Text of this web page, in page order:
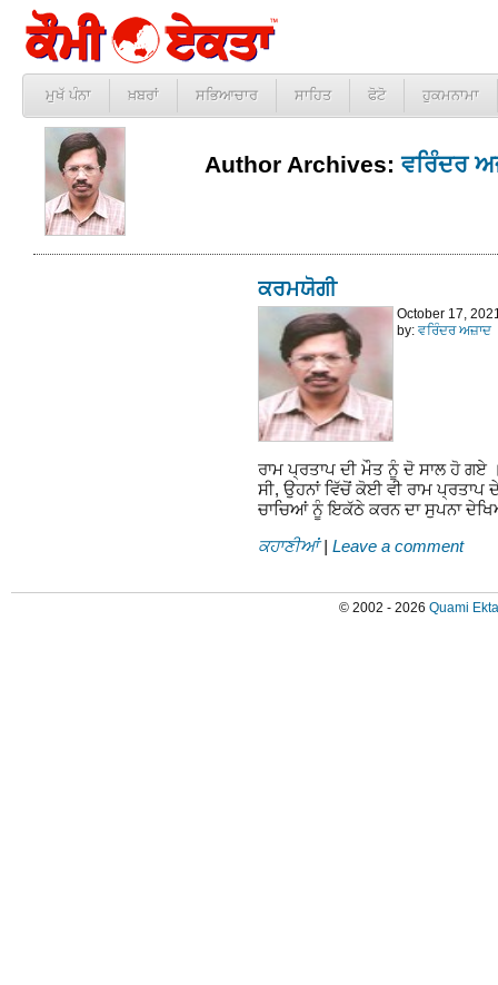
ਮੁਖੱ ਪੰਨਾ ਖ਼ਬਰਾਂ ਸਭਿਆਚਾਰ ਸਾਹਿਤ ਫੋਟੋ ਹੁਕਮਨਾਮਾ
Author Archives:ਵਰਿੰਦਰ
ਕਰਮਯੋਗੀ
October 17,
by: ਵਰਿੰਦਰ ਅਜ਼ਾਦ
ਰਾਮ ਪ੍ਰਤਾਪ ਦੀ ਮੌਤ ਨੂੰ ਦੋ ਸਾਲ ਹੋ ਗਏ
ਸੀ, ਉਹਨਾਂ ਵਿੱਚੋਂ ਕੋਈ ਵੀ ਰਾਮ ਪ੍ਰਤਾਪ
ਚਾਚਿਆਂ ਨੂੰ ਇਕੱਠੇ ਕਰਨ ਦਾ ਸੁਪਨਾ
ਕਹਾਣੀਆਂ | Leave a comment
© 2002 - 2026 Quami